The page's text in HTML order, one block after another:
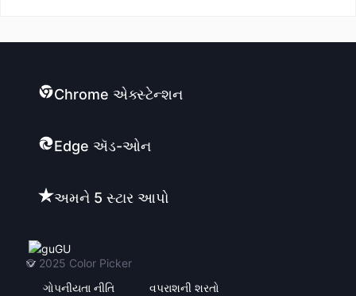
Chrome એક્સ્ટેન્શન
Edge ઍડ-ઓન
અમને 5 સ્ટાર આપો
GU
© 2025 Color Picker
ગોપનીયતા નીતિ
વપરાશની શરતો